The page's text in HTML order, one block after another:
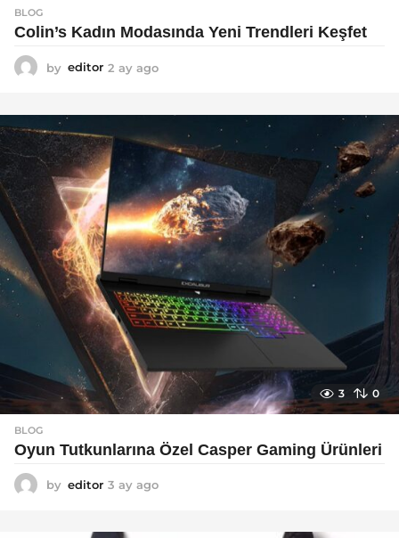
BLOG
Colin’s Kadın Modasında Yeni Trendleri Keşfet
by editor 2 ay ago
a
o
3 0
BLOG
Oyun Tutkunlarına Özel Casper Gaming Ürünleri
by editor 3 ay ago